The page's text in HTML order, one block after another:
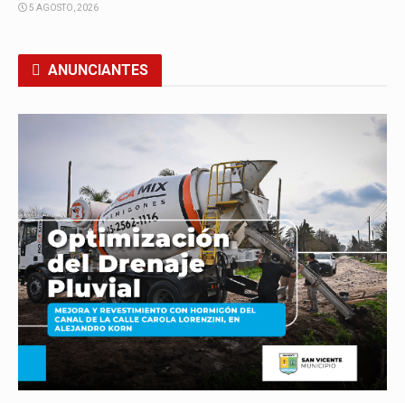
5 AGOSTO, 2026
ANUNCIANTES